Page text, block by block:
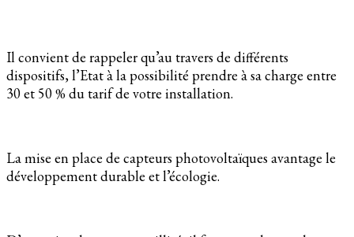
Il convient de rappeler qu’au travers de différents
dispositifs, l’Etat à la possibilité prendre à sa charge entre
30 et 50 % du tarif de votre installation.
La mise en place de capteurs photovoltaïques avantage le
développement durable et l’écologie.